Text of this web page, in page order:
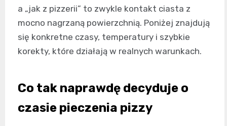
a „jak z pizzerii” to zwykle kontakt ciasta z
mocno nagrzaną powierzchnią. Poniżej znajdują
się konkretne czasy, temperatury i szybkie
korekty, które działają w realnych warunkach.
Co tak naprawdę decyduje o
czasie pieczenia pizzy